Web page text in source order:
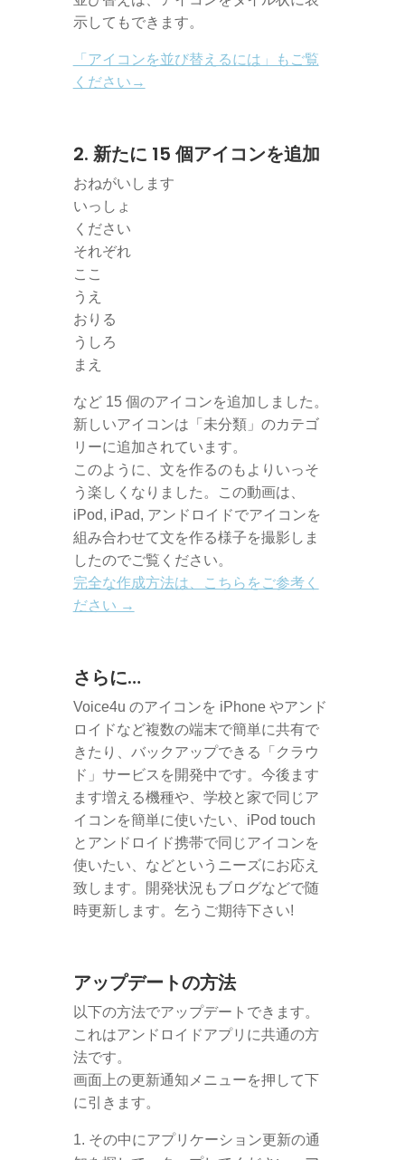
示してもできます。
「アイコンを並び替えるには」もご覧
ください→
2. 新たに 15 個アイコンを追加
おねがいします
いっしょ
ください
それぞれ
ここ
うえ
おりる
うしろ
まえ
など 15 個のアイコンを追加しました。
新しいアイコンは「未分類」のカテゴ
リーに追加されています。
このように、文を作るのもよりいっそ
う楽しくなりました。この動画は、
iPod, iPad, アンドロイドでアイコンを
組み合わせて文を作る様子を撮影しま
したのでご覧ください。
完全な作成方法は、こちらをご参考く
ださい →
さらに…
Voice4u のアイコンを iPhone やアンド
ロイドなど複数の端末で簡単に共有で
きたり、バックアップできる「クラウ
ド」サービスを開発中です。今後ます
ます増える機種や、学校と家で同じア
イコンを簡単に使いたい、iPod touch
とアンドロイド携帯で同じアイコンを
使いたい、などというニーズにお応え
致します。開発状況もブログなどで随
時更新します。乞うご期待下さい!
アップデートの方法
以下の方法でアップデートできます。
これはアンドロイドアプリに共通の方
法です。
画面上の更新通知メニューを押して下
に引きます。
その中にアプリケーション更新の通